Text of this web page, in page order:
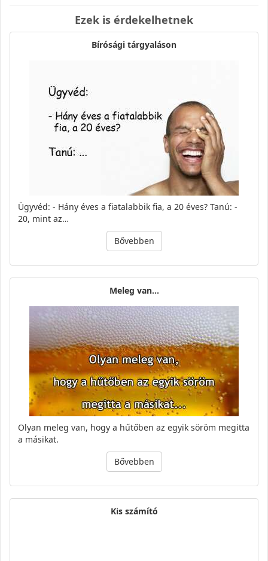
Ezek is érdekelhetnek
Bírósági tárgyaláson
Ügyvéd: - Hány éves a fiatalabbik fia, a 20 éves? Tanú: -
20, mint az…
Bővebben
Meleg van...
Olyan meleg van, hogy a hűtőben az egyik söröm megitta
a másikat.
Bővebben
Kis számító